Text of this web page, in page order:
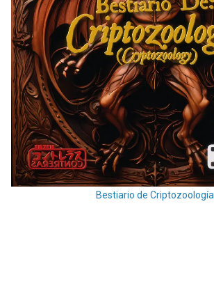
Bestiario de Criptozoología.